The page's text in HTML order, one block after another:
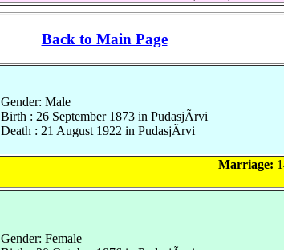
Back to Main Page
Gender: Male
Birth : 26 September 1873 in PudasjÃrvi
Death : 21 August 1922 in PudasjÃrvi
Marriage:
Gender: Female